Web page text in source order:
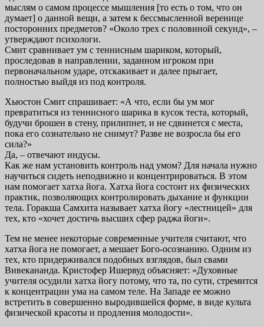
мыслям о самом процессе мышления [то есть о том, что он
думает] о данной вещи, а затем к бессмысленной веренице
посторонних предметов? «Около трех с половиной секунд», –
утверждают психологи.
Смит сравнивает ум с теннисным шариком, который,
проследовав в направлении, заданном игроком при
первоначальном ударе, отскакивает и далее прыгает,
полностью выйдя из под контроля.
Хьюстон Смит спрашивает: «А что, если бы ум мог
превратиться из теннисного шарика в кусок теста, который,
будучи брошен в стену, прилипнет, и не сдвинется с места,
пока его сознательно не снимут? Разве не возросла бы его
сила?»
Да, – отвечают индусы.
Как же нам установить контроль над умом? Для начала нужно
научиться сидеть неподвижно и концентрироваться. В этом
нам помогает хатха йога. Хатха йога состоит их физических
практик, позволяющих контролировать дыхание и функции
тела. Горакша Самхита называет хатха йогу «лестницей» для
тех, кто «хочет достичь высших сфер раджа йоги».
Тем не менее некоторые современные учителя считают, что
хатха йога не помогает, а мешает Бого-осознанию. Одним из
тех, кто придерживался подобных взглядов, был свами
Вивекананда. Кристофер Ишервуд объясняет: «Духовные
учителя осудили хатха йогу потому, что та, по сути, стремится
к концентрации ума на самом теле. На Западе ее можно
встретить в совершенно выродившейся форме, в виде культа
физической красоты и продления молодости».